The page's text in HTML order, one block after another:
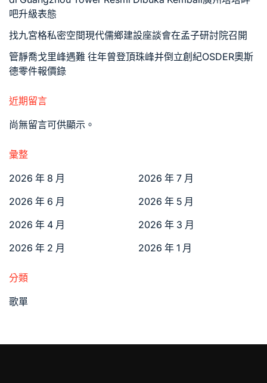
吧升級表態
找九宮格私密空間現代儒鄉建設座談會在孟子研討院召開
管靜喬戈里峰遇難 往年曾登頂珠峰并倒立創紀OSDER奧斯
德零件報價錄
近期留言
尚無留言可供顯示。
彙整
2026 年 8 月
2026 年 7 月
2026 年 6 月
2026 年 5 月
2026 年 4 月
2026 年 3 月
2026 年 2 月
2026 年 1 月
分類
歌單